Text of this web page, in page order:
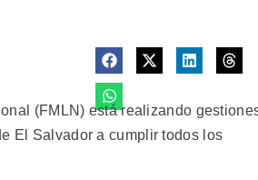
(FMLN) está realizando
El Salvador a cumplir todos los